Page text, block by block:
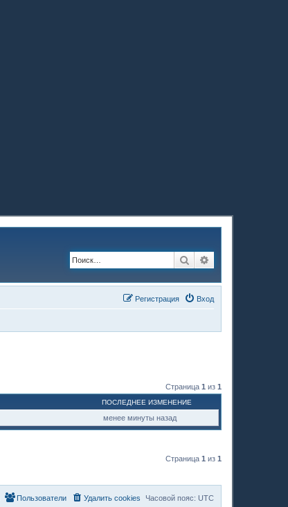
Поиск
Вход
Регистрация
Страница 1 из 1
ПОСЛЕДНЕЕ ИЗМЕНЕНИЕ
менее минуты назад
Страница 1 из 1
Часовой пояс: UTC
Удалить cookies
Пользователи